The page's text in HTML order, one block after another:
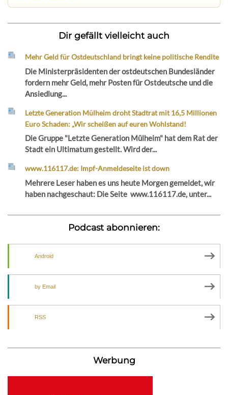
Dir gefällt vielleicht auch
Mehr Geld für Ostdeutschland bringt keine politische Rendite
Die Ministerpräsidenten der ostdeutschen Bundesländer
fordern mehr Geld, mehr Posten für Ostdeutsche und die
Ansiedlung...
Letzte Generation Mülheim droht Stadtrat mit 16,5 Millionen
Euro Schaden: „Wir scheißen auf euren Wohlstand!
Die Gruppe "Letzte Generation Mülheim" hat dem Rat der
Stadt ein Ultimatum gestellt. Wird der...
www.116117.de: Impf-Anmeldeseite ist down
Mehrere Leser haben es uns heute Morgen gemeldet, wir
haben nachgeschaut: Die Seite www.116117.de, unter...
Podcast abonnieren:
Android
by Email
RSS
Werbung